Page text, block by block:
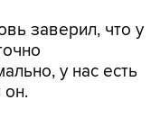
заверил, что у
у нас есть
он.